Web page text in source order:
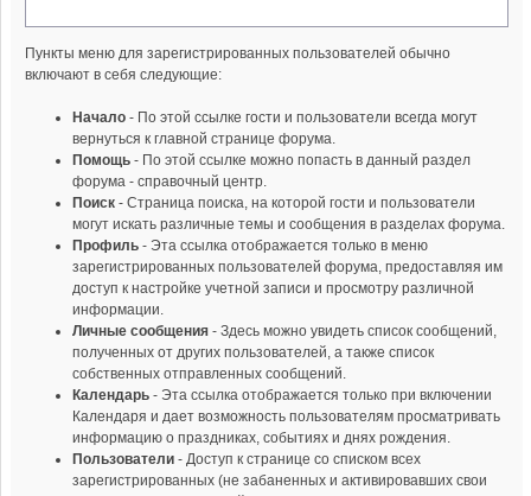
Пункты меню для зарегистрированных пользователей обычно
включают в себя следующие:
Начало - По этой ссылке гости и пользователи всегда могут
вернуться к главной странице форума.
Помощь - По этой ссылке можно попасть в данный раздел
форума - справочный центр.
Поиск - Страница поиска, на которой гости и пользователи
могут искать различные темы и сообщения в разделах форума.
Профиль - Эта ссылка отображается только в меню
зарегистрированных пользователей форума, предоставляя им
доступ к настройке учетной записи и просмотру различной
информации.
Личные сообщения - Здесь можно увидеть список сообщений,
полученных от других пользователей, а также список
собственных отправленных сообщений.
Календарь - Эта ссылка отображается только при включении
Календаря и дает возможность пользователям просматривать
информацию о праздниках, событиях и днях рождения.
Пользователи - Доступ к странице со списком всех
зарегистрированных (не забаненных и активировавших свои